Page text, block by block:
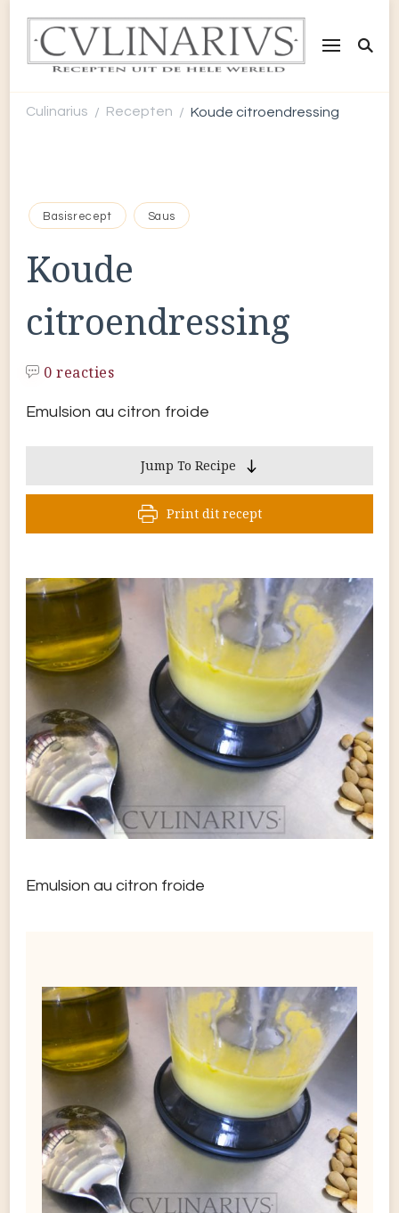
CULINARIUS
Culinarius / Recepten / Koude citroendressing
Basisrecept Saus
Koude
citroendressing
0 reacties
Emulsion au citron froide
Jump To Recipe
Print dit recept
Emulsion au citron froide